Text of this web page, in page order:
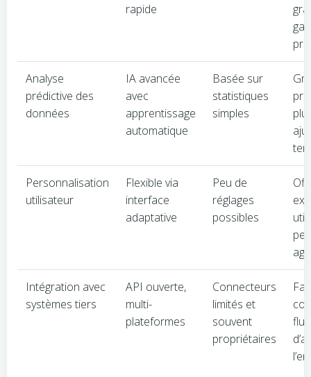
rapide
Analyse
prédictive des
données
IA avancée
avec
apprentissage
automatique
Basée sur
statistiques
simples
Personnalisation
utilisateur
Flexible via
interface
adaptative
Peu de
réglages
possibles
Intégration avec
systèmes tiers
API ouverte,
multi-
plateformes
Connecteurs
limités et
souvent
propriétaires